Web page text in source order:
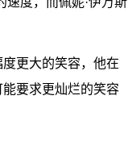
更大的笑容，他在
要求更灿烂的笑容